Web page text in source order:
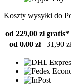
Koszty wysyłki do
od 229,00 zł gratis*
od 0,00 zł
31,90 zł